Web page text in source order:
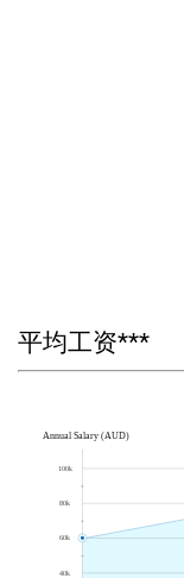
平均工资***